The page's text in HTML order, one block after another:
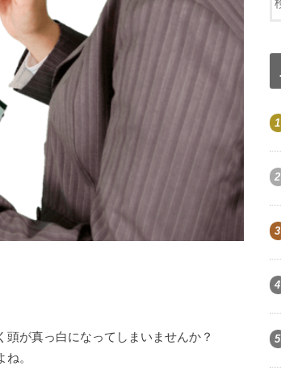
が真っ白になってしまいませんか？
。
1
2
3
4
5